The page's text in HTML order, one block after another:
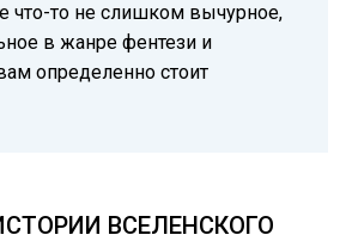
что-то не слишком вычурное,
в жанре фентези и
определенно стоит
ВСЕЛЕНСКОГО